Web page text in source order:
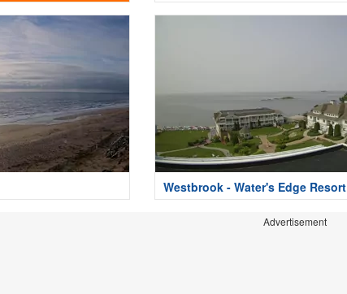
Westbrook - Water's Edge Resort
Advertisement